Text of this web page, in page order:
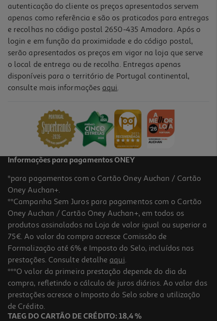
autenticação do cliente os preços apresentados servem
apenas como referência e são os praticados para entregas
e recolhas no código postal 2650-435 Amadora. Após o
login e em função da proximidade e do código postal,
serão apresentados os preços em vigor na loja que serve
o local de entrega ou de recolha. Entregas apenas
disponíveis para o território de Portugal continental,
consulte mais informações aqui.
Informações para pagamentos ONEY
*para pagamentos com o Cartão Oney Auchan / Cartão
Oney Auchan+.
**Campanha Sem Juros para pagamentos com o Cartão
Oney Auchan / Cartão Oney Auchan+, em todos os
produtos assinalados na Loja de valor igual ou superior a
75€. Ao valor da compra acresce Comissão de
Formalização até 6% e Imposto do Selo, incluídos nas
prestações. Consulte detalhe aqui.
***O valor da primeira prestação depende do dia da
compra, refletindo o cálculo de juros diários. Ao valor das
prestações acresce o Imposto do Selo sobre a utilização
de Crédito.
TAEG DO CARTÃO DE CRÉDITO: 18,4 %